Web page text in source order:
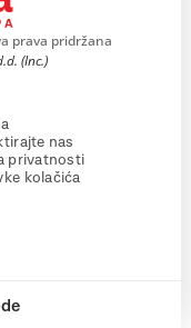
prava pridržana
(Inc.)
nas
privatnosti
kolačića